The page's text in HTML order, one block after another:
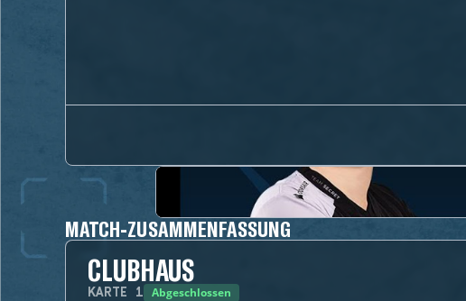
MATCH-ZUSAMMENFASSUNG
CLUBHAUS
KARTE 1 Abgeschlossen